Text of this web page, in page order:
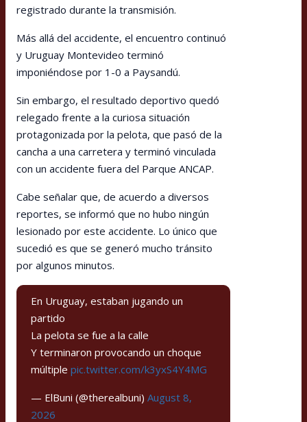
registrado durante la transmisión.
Más allá del accidente, el encuentro continuó
y Uruguay Montevideo terminó
imponiéndose por 1-0 a Paysandú.
Sin embargo, el resultado deportivo quedó
relegado frente a la curiosa situación
protagonizada por la pelota, que pasó de la
cancha a una carretera y terminó vinculada
con un accidente fuera del Parque ANCAP.
Cabe señalar que, de acuerdo a diversos
reportes, se informó que no hubo ningún
lesionado por este accidente. Lo único que
sucedió es que se generó mucho tránsito
por algunos minutos.
En Uruguay, estaban jugando un
partido
La pelota se fue a la calle
Y terminaron provocando un choque
múltiple pic.twitter.com/k3yxS4Y4MG
— ElBuni (@therealbuni) August 8,
2026